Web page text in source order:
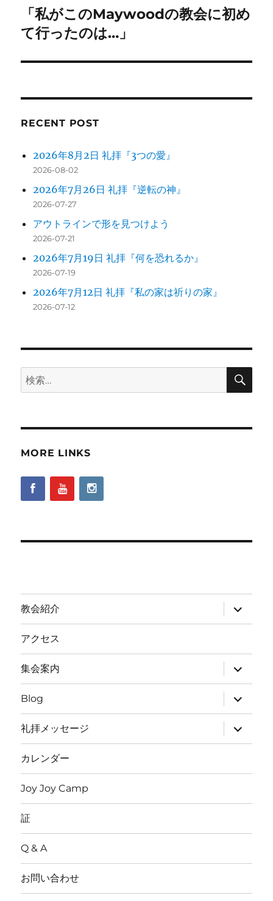
ゲ
ー
シ
ン
次
の
稿:
「私がこのMaywoodの教会に初め
て行ったのは…」
RECENT POST
2026年8月2日 礼拝『3つの愛』
2026-08-02
2026年7月26日 礼拝『逆転の神』
2026-07-27
アウトラインで形を見つけよう
2026-07-21
2026年7月19日 礼拝『何を恐れるか』
2026-07-19
2026年7月12日 礼拝『私の家は祈りの家』
2026-07-12
検
索:
検
MORE LINKS
教会紹介
サ
ブ
メ
ー
を
展
開
アクセス
集会案内
サ
ブ
メ
ニ
ュ
ー
を
展
開
Blog
サ
ブ
メ
ニ
ュ
ー
開
礼拝メッセージ
サ
ブ
メ
ー
開
カレンダー
Joy Joy Camp
証
Q & A
お問い合わせ